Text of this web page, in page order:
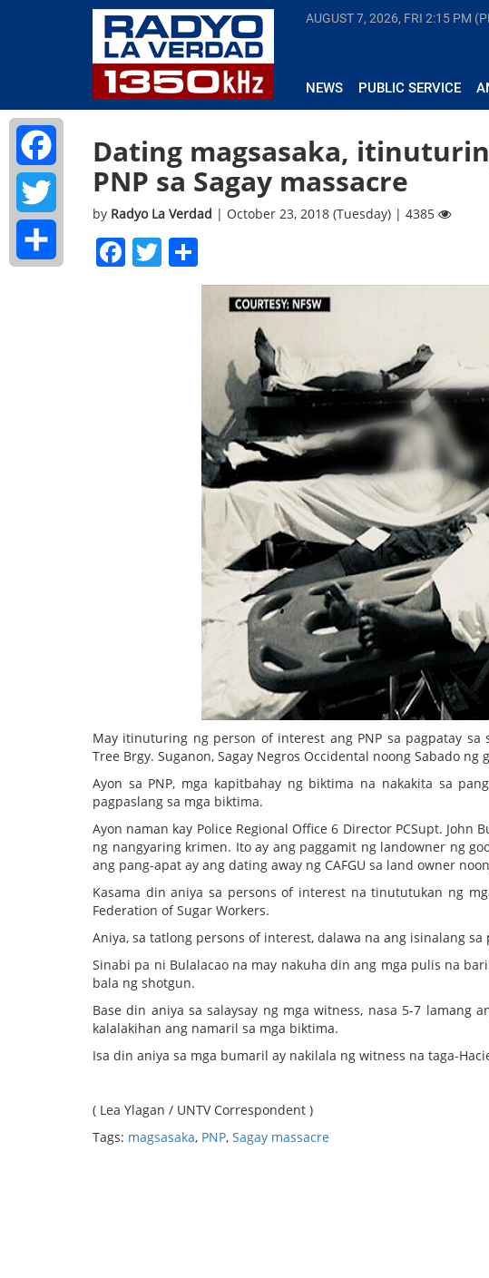
AUGUST 7, 2026, FRI 2:15 PM
NEWS PUBLIC SERVICE
Dating magsasaka,
PNP sa Sagay massacre
by Radyo La Verdad | October 23, 2018 (Tuesday) | 4385
Facebook
Twitter
May itinuturing ng person of interest ang PNP sa pagpatay sa
Tree Brgy. Suganon, Sagay Negros Occidental noong Sabado ng
Ayon sa PNP, mga kapitbahay ng biktima na nakakita sa
pagpaslang sa mga biktima.
Ayon naman kay Police Regional Office 6 Director PCSupt.
ng nangyaring krimen. Ito ay ang paggamit ng landowner ng
ang pang-apat ay ang dating away ng CAFGU sa land owner
Kasama din aniya sa persons of interest na tinututukan ng
Federation of Sugar Workers.
Aniya, sa tatlong persons of interest, dalawa na ang isinalang sa
Sinabi pa ni Bulalacao na may nakuha din ang mga pulis na
bala ng shotgun.
Base din aniya sa salaysay ng mga witness, nasa 5-7 lamang
kalalakihan ang namaril sa mga biktima.
Isa din aniya sa mga bumaril ay nakilala ng witness na taga-
( Lea Ylagan / UNTV Correspondent )
Tags: magsasaka, PNP, Sagay massacre
Facebook
Twitter